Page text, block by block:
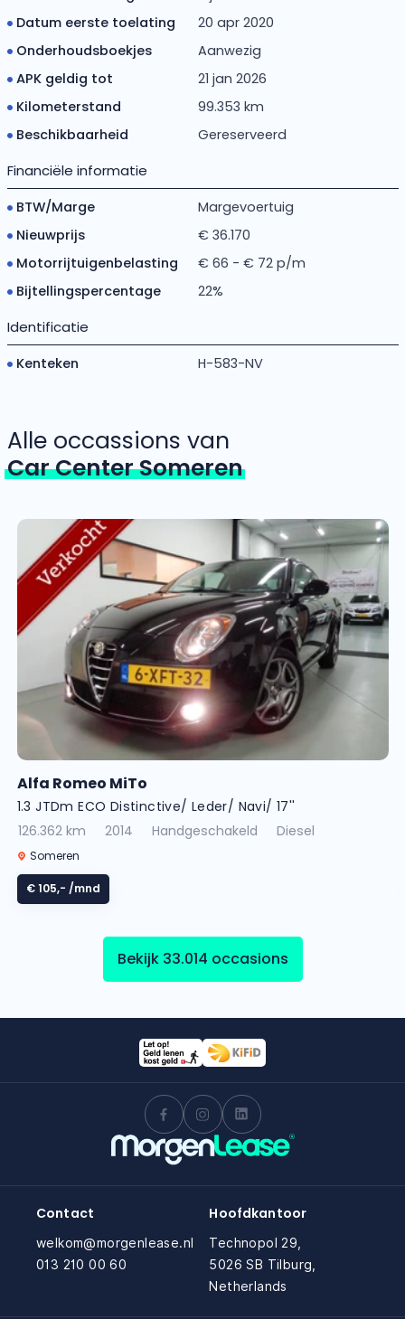
Datum eerste toelating
20 apr 2020
Onderhoudsboekjes
Aanwezig
APK geldig tot
21 jan 2026
Kilometerstand
99.353 km
Beschikbaarheid
Gereserveerd
Financiële informatie
BTW/Marge
Margevoertuig
Nieuwprijs
€ 36.170
Motorrijtuigenbelasting
€ 66 - € 72 p/m
Bijtellingspercentage
22%
Identificatie
Kenteken H-583-NV
Alle occassions van
Car Center Someren
Alfa Romeo MiTo
1.3 JTDm ECO Distinctive/ Leder/ Navi/ 17''
126.362 km
2014 Handgeschakeld Diesel
Someren
€ 105,- /mnd
Bekijk 33.014 occasions
Contact
welkom@morgenlease.nl
013 210 00 60
Hoofdkantoor
Technopol 29,
5026 SB Tilburg,
Netherlands